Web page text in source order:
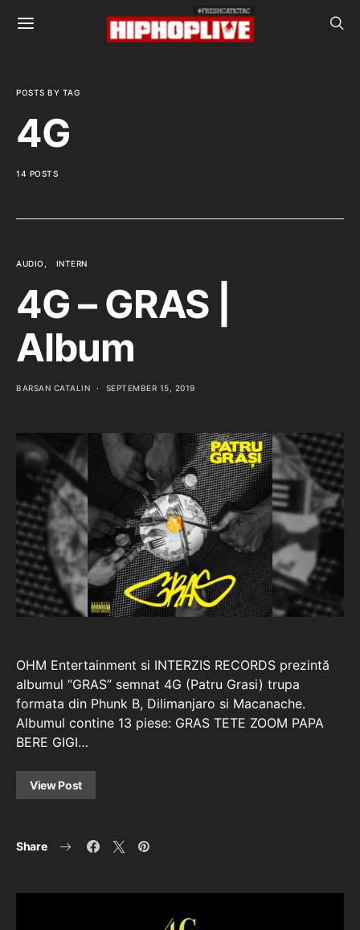
POSTS BY TAG
4G
14 POSTS
AUDIO INTERN
4G – GRAS |
Album
BARSAN CATALIN SEPTEMBER 15, 2019
OHM Entertainment si INTERZIS RECORDS prezintă
albumul “GRAS” semnat 4G (Patru Grasi) trupa
formata din Phunk B, Dilimanjaro si Macanache.
Albumul contine 13 piese: GRAS TETE ZOOM PAPA
BERE GIGI…
View Post
Share